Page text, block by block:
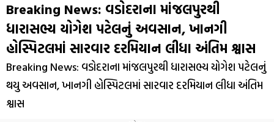
Breaking News: વડોદરાના માંજલપુરથી
ધારાસભ્ય યોગેશ પટેલનું અવસાન, ખાનગી
હોસ્પિટલમાં સારવાર દરમિયાન લીધા અંતિમ શ્વાસ
Breaking News: વડોદરાના માંજલપુરથી ધારાસભ્ય યોગેશ પટેલનું
થયુ અવસાન, ખાનગી હોસ્પિટલમાં સારવાર દરમિયાન લીધા અંતિમ
શ્વાસ